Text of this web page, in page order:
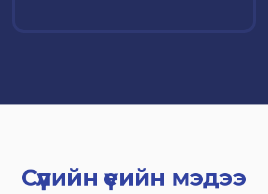
Сүүлийн үеийн мэдээ